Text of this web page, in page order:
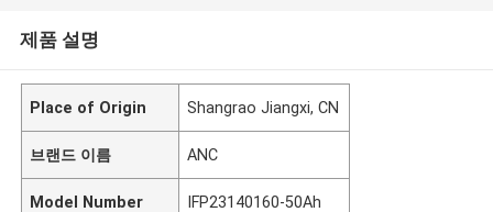
제품 설명
Place of Origin Shangrao Jiangxi, CN
브랜드 이름 ANC
Model Number IFP23140160-50Ah